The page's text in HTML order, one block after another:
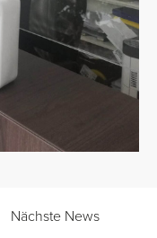
Nächste News